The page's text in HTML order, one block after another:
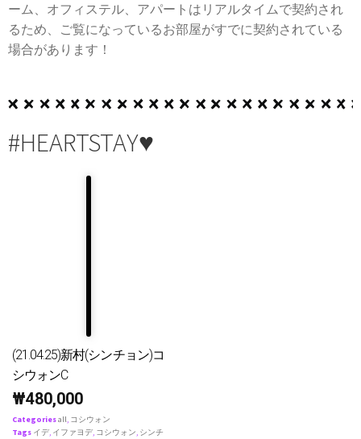
ーム、オフィステル、アパートはリアルタイムで契約され
るため、ご覧になっているお部屋がすでに契約されている
場合があります！
#HEARTSTAY♥
(21.04.25)新村(シンチョン)コ
シウォンC
₩480,000
Categoriesall, コシウォン
Tags イデ, イファヨデ, コシウォン, シンチ